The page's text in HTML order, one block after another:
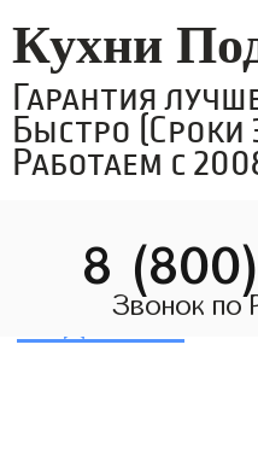
Кухни
Гарантия
Быстро (Сроки
Работаем с
8
Звонок по